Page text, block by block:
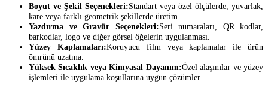
Boyut ve Şekil Seçenekleri:Standart veya özel ölçülerde, yuvarlak,
kare veya farklı geometrik şekillerde üretim.
Yazdırma ve Gravür Seçenekleri:Seri numaraları, QR kodlar,
barkodlar, logo ve diğer görsel öğelerin uygulanması.
Yüzey Kaplamaları:Koruyucu film veya kaplamalar ile ürün
ömrünü uzatma.
Yüksek Sıcaklık veya Kimyasal Dayanım:Özel alaşımlar ve yüzey
işlemleri ile uygulama koşullarına uygun çözümler.